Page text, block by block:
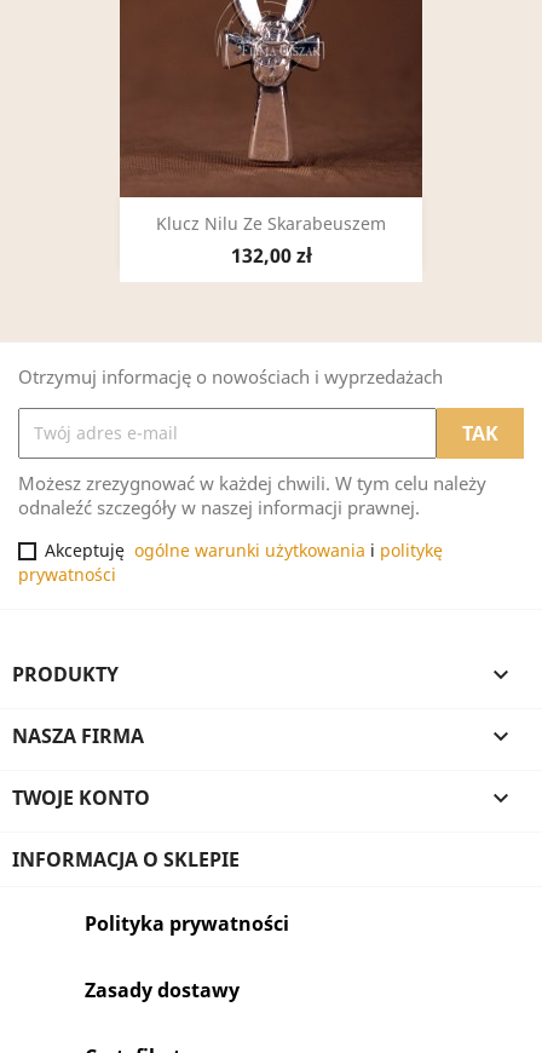
Klucz Nilu Ze Skarabeuszem
132,00 zł
Otrzymuj informację o nowościach i wyprzedażach
Możesz zrezygnować w każdej chwili. W tym celu należy
odnaleźć szczegóły w naszej informacji prawnej.
Akceptuję ogólne warunki użytkowania i politykę
prywatności
PRODUKTY 
NASZA FIRMA 
TWOJE KONTO 
INFORMACJA O SKLEPIE
Polityka prywatności
Zasady dostawy